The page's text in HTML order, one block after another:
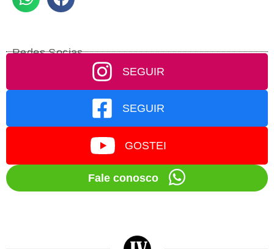
Redes Socias
SEGUIR
SEGUIR
GOSTEI
Fale conosco